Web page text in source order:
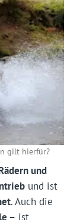
gilt hierfür?
und
und ist
. Auch die
– ist